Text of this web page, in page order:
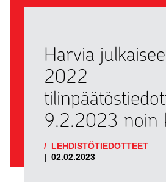
Harvia
2022
9.2.2023 noin
/ LEHDISTÖTIEDOTTEET
| 02.02.2023